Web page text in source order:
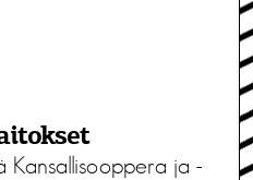
Kansallisooppera ja -